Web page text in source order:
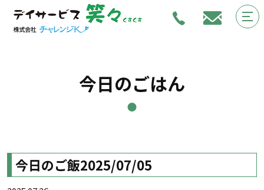
今日のごはん
今日のご飯2025/07/05